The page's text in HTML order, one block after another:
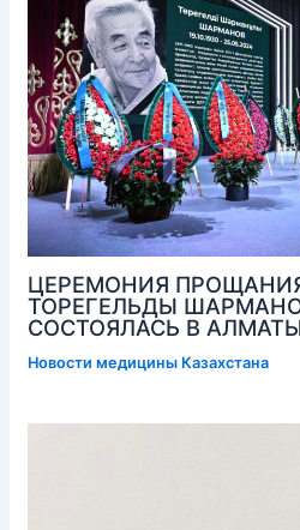
ЦЕРЕМОНИЯ
ТОРЕГЕЛЬДЫ
СОСТОЯЛАСЬ В
Новости медицины Казахстана